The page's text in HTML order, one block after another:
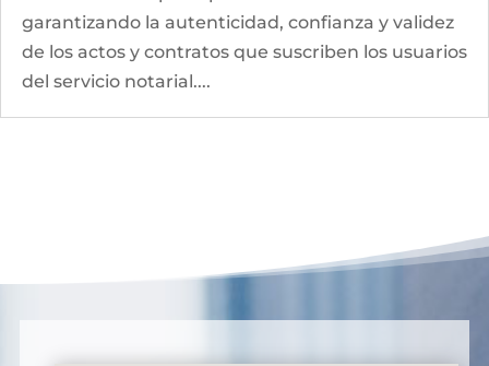
garantizando la autenticidad, confianza y validez
de los actos y contratos que suscriben los usuarios
del servicio notarial....